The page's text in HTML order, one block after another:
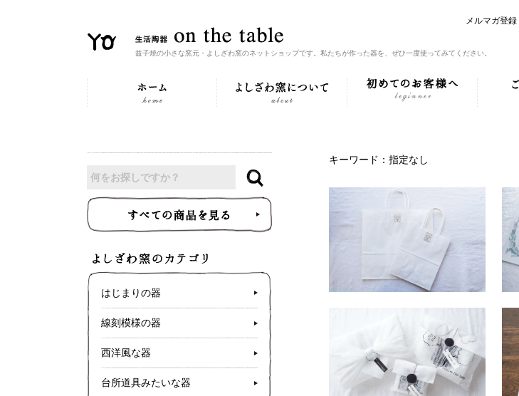
メルマガ登録
益子焼の小さな窯元・よしざわ窯のネットショップです。私たちが作った器を、ぜひ一度使ってみてください。
キーワード：指定なし
紙袋（オリジナルシール付
き）
SOLDOUT
紙タグ付き不織布ラッピング
＜オンラインショップ限定＞
100円(税込110円)
はじまりの器
線刻模様の器
西洋風な器
台所道具みたいな器